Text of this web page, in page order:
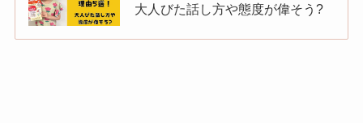
大人びた話し方や態度が偉そう?